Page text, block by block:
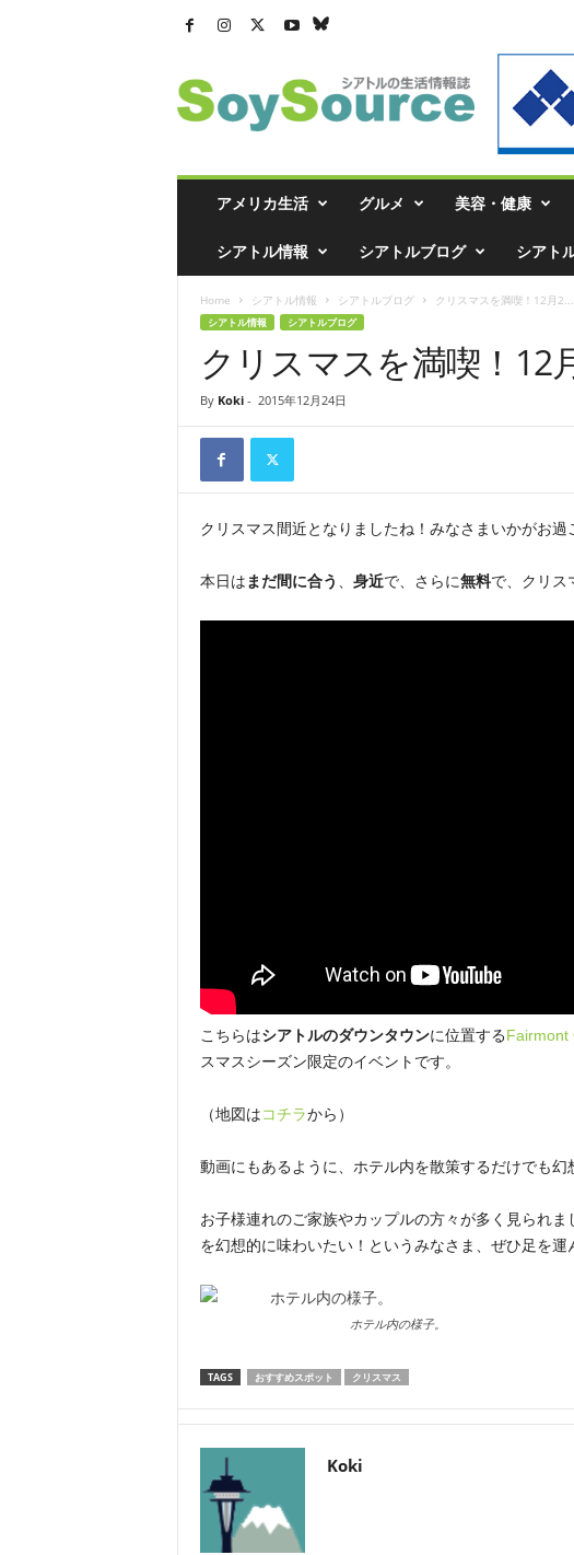
ト
ル
アメリカ生活 グルメ 美容・健康
シアトル情報 シアトルブログ シアト
Home シアトル情報 シアトルブログ クリスマスを満喫！12月2...
シアトル情報 シアトルブログ
クリスマスを満喫！12
By Koki- 2015年12月24日
クリスマス間近となりましたね！みなさまいかがお過
本日は まだ間に合う 身近で、さらに無料で、クリス
こちらはシアトルのダウンタウンに位置するFairmont
スマスシーズン限定のイベントです。
（地図はコチラから）
動画にもあるように、ホテル内を散策するだけでも幻
お子様連れのご家族やカップルの方々が多く見られ
を幻想的に味わいたい！というみなさま、ぜひ足を
ホテル内の様子。
TAGS おすすめスポット クリスマス
Koki